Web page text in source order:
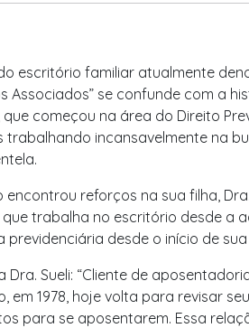
escritório familiar atualmente
Associados” se confunde com a
começou na área do Direito
trabalhando incansavelmente na
encontrou reforços na sua filha,
que trabalha no escritório desde a
previdenciária desde o início de
Dra. Sueli: “Cliente de
em 1978, hoje volta para revisar
para se aposentarem. Essa